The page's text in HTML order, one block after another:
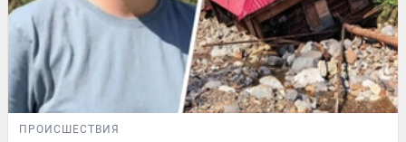
ПРОИСШЕСТВИЯ